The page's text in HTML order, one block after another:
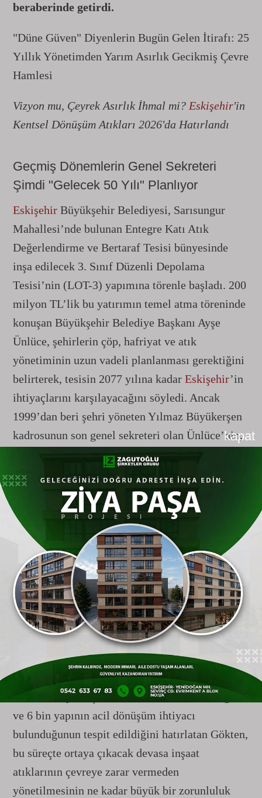
kapat
beraberinde getirdi.
"Düne Güven" Diyenlerin Bugün Gelen İtirafı: 25
Yıllık Yönetimden Yarım Asırlık Gecikmiş Çevre
Hamlesi
Vizyon mu, Çeyrek Asırlık İhmal mi? Eskişehir'in
Kentsel Dönüşüm Atıkları 2026'da Hatırlandı
Geçmiş Dönemlerin Genel Sekreteri
Şimdi "Gelecek 50 Yılı" Planlıyor
Eskişehir Büyükşehir Belediyesi, Sarısungur
Mahallesi’nde bulunan Entegre Katı Atık
Değerlendirme ve Bertaraf Tesisi bünyesinde
inşa edilecek 3. Sınıf Düzenli Depolama
Tesisi’nin (LOT-3) yapımına törenle başladı. 200
milyon TL’lik bu yatırımın temel atma töreninde
konuşan Büyükşehir Belediye Başkanı Ayşe
Ünlüce, şehirlerin çöp, hafriyat ve atık
yönetiminin uzun vadeli planlanması gerektiğini
belirterek, tesisin 2077 yılına kadar Eskişehir’in
ihtiyaçlarını karşılayacağını söyledi. Ancak
1999’dan beri şehri yöneten Yılmaz Büyükerşen
kadrosunun son genel sekreteri olan Ünlüce’nin,
kentin geleceğini planlarken kurduğu bu iddialı
cümleler, adeta geçmiş yıllarda neden geç
kalındığına dair bir hayıflanma olarak kelimelere
döküldü.
Meslek Odası Acı Tabloyu Hatırlattı: 6 Bin
Bina Öncelikli Dönüşüm Bekliyor
Törenin açılış konuşmasını yapan İnşaat
Mühendisleri OdasıEskişehirŞube Başkanı
Oytun Gökten, çevre yatırımlarının kentsel
dönüşüm sürecinin en önemli tamamlayıcı
unsurlarından biri olduğuna dikkat çekti.
’de yapılan yapı envanteri çalışmaları
sonucunda yaklaşık 52 bin binanın incelendiğini
ve 6 bin yapının acil dönüşüm ihtiyacı
bulunduğunun tespit edildiğini hatırlatan Gökten,
bu süreçte ortaya çıkacak devasa inşaat
atıklarının çevreye zarar vermeden
yönetilmesinin ne kadar büyük bir zorunluluk